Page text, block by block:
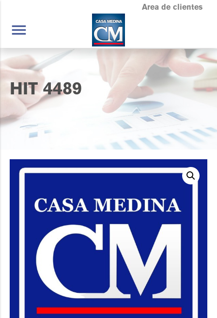
Area de clientes
menu
HIT 4489